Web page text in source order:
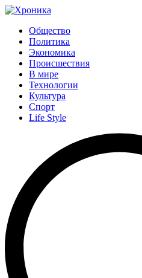
Общество
Политика
Экономика
Происшествия
В мире
Технологии
Культура
Спорт
Life Style